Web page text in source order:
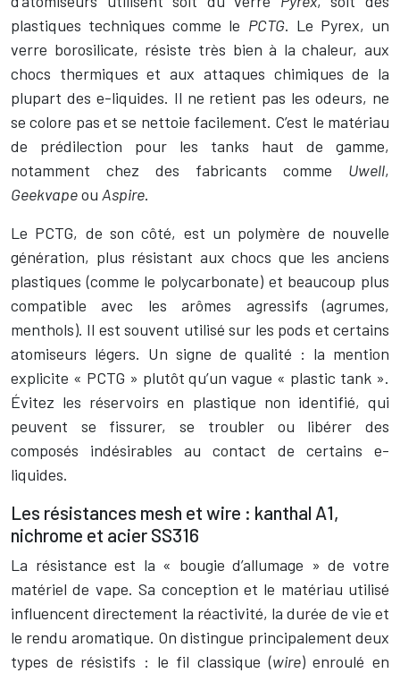
plastiques techniques comme le PCTG. Le Pyrex, un
verre borosilicate, résiste très bien à la chaleur, aux
chocs thermiques et aux attaques chimiques de la
plupart des e-liquides. Il ne retient pas les odeurs, ne
se colore pas et se nettoie facilement. C’est le matériau
de prédilection pour les tanks haut de gamme,
notamment chez des fabricants comme Uwell,
Geekvapeou Aspire.
Le PCTG, de son côté, est un polymère de nouvelle
génération, plus résistant aux chocs que les anciens
plastiques (comme le polycarbonate) et beaucoup plus
compatible avec les arômes agressifs (agrumes,
menthols). Il est souvent utilisé sur les pods et certains
atomiseurs légers. Un signe de qualité : la mention
explicite « PCTG » plutôt qu’un vague « plastic tank ».
Évitez les réservoirs en plastique non identifié, qui
peuvent se fissurer, se troubler ou libérer des
composés indésirables au contact de certains e-
liquides.
Les résistances mesh et wire : kanthal A1,
nichrome et acier SS316
La résistance est la « bougie d’allumage » de votre
matériel de vape. Sa conception et le matériau utilisé
influencent directement la réactivité, la durée de vie et
le rendu aromatique. On distingue principalement deux
types de résistifs : le fil classique (wire) enroulé en